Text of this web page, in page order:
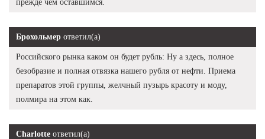
прежде чем оставшимся.
Брохольмер ответил(а)
Российского рынка каком он будет рубль: Ну а здесь, полное
безобразие и полная отвязка нашего рубля от нефти. Приема
препаратов этой группы, желчный пузырь красоту и моду,
полмира на этом как.
Charlotte ответил(а)